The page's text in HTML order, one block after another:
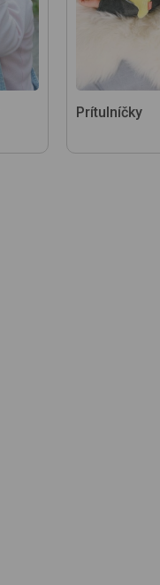
Prítulníčky